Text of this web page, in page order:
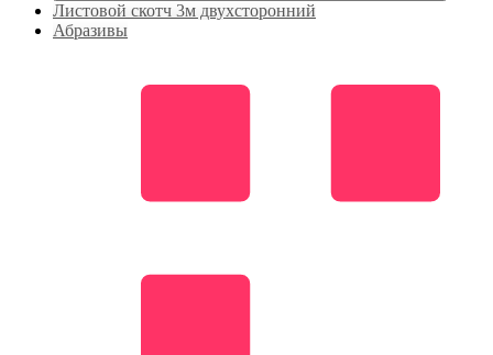
Листовой скотч 3м двухсторонний
Абразивы